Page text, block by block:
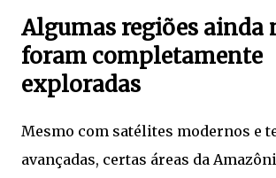
Algumas regiões ainda
foram completamente
exploradas
Mesmo com satélites modernos e
avançadas, certas áreas da